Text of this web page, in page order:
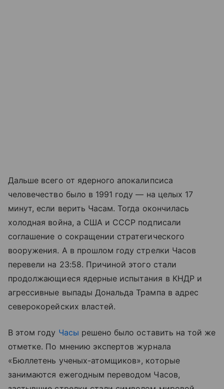
Дальше всего от ядерного апокалипсиса
человечество было в 1991 году — на целых 17
минут, если верить Часам. Тогда окончилась
холодная война, а США и СССР подписали
соглашение о сокращении стратегического
вооружения. А в прошлом году стрелки Часов
перевели на 23:58. Причиной этого стали
продолжающиеся ядерные испытания в КНДР и
агрессивные выпады Дональда Трампа в адрес
северокорейских властей.
В этом году Часы решено было оставить на той же
отметке. По мнению экспертов журнала
«Бюллетень ученых-атомщиков», которые
занимаются ежегодным переводом Часов,